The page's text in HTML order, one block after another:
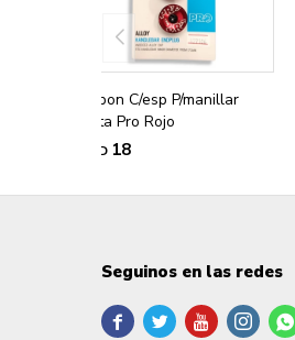
Tapon C/esp P/manillar
Ruta Pro Rojo
USD 18
Seguinos en las redes
    